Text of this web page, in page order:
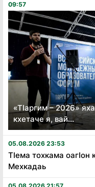
09:57
«Тӏаргим – 2026»
кхетаче я, вай...
05.08.2026 23:53
Тӏема тохкама оагӏон
Мехкадаь